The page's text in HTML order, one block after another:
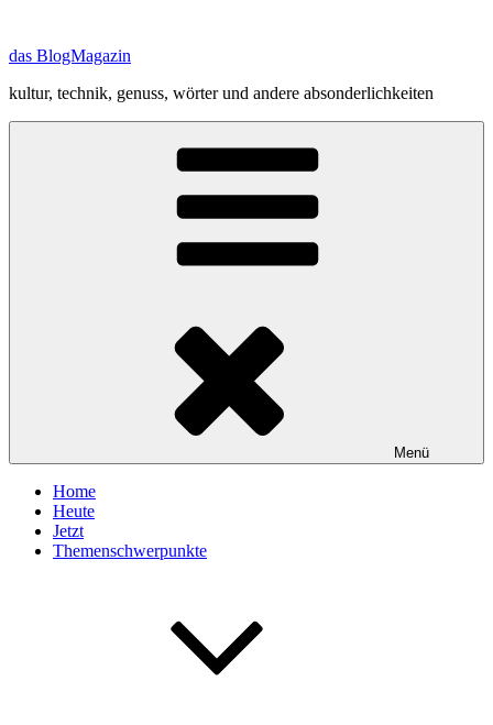
springen
das BlogMagazin
kultur, technik, genuss, wörter und andere absonderlichkeiten
Menü
Home
Heute
Jetzt
Themenschwerpunkte